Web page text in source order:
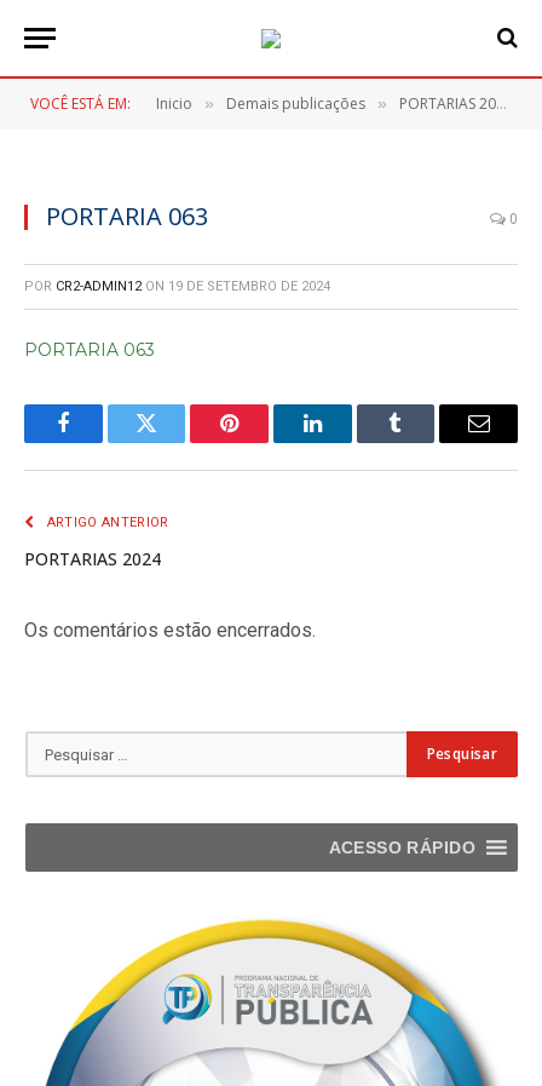
VOCÊ ESTÁ EM: Inicio » Demais publicações » PORTARIAS 2024
PORTARIA 063 0
POR CR2-ADMIN12 ON 19 DE SETEMBRO DE 2024
PORTARIA 063
FacebookTwitter Pinterest LinkedInTumblr
E-
ARTIGO ANTERIOR
PORTARIAS 2024
Os comentários estão encerrados.
ACESSO RÁPIDO